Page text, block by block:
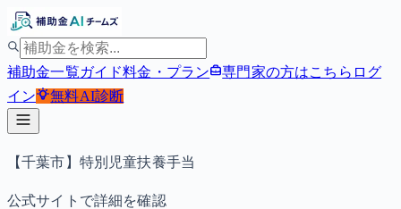
補助金一覧ガイド料金・プラン 専門家の方はこちら ログ
イン
無料AI診断
【千葉市】特別児童扶養手当
公式サイトで詳細を確認